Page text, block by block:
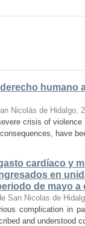
humano
Nicolás de Hidalgo,
crisis of
have
cardíaco y
en
de mayo a
San Nicolas de
complication in
and understood